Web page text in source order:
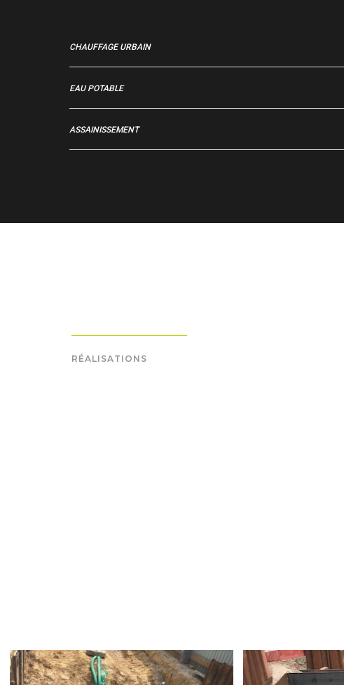
CHAUFFAGE URBAIN
EAU POTABLE
ASSAINISSEMENT
RÉALISATIONS